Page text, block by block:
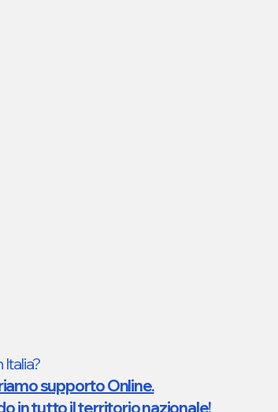
Italia?
supporto Online.
in tutto il territorio nazionale!